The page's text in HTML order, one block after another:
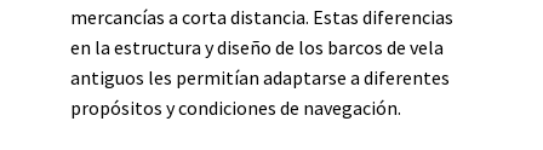
mercancías a corta distancia. Estas diferencias
en la estructura y diseño de los barcos de vela
antiguos les permitían adaptarse a diferentes
propósitos y condiciones de navegación.